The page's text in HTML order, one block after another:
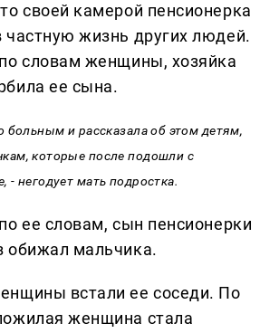
своей камерой пенсионерка
частную жизнь других людей.
словам женщины, хозяйка
ее сына.
больным и рассказала об этом детям,
которые после подошли с
- негодует мать подростка.
ее словам, сын пенсионерки
обижал мальчика.
встали ее соседи. По
женщина стала